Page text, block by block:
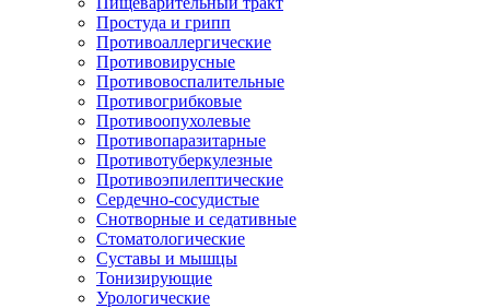
Простуда и грипп
Противоаллергические
Противовирусные
Противовоспалительные
Противогрибковые
Противоопухолевые
Противопаразитарные
Противотуберкулезные
Противоэпилептические
Сердечно-сосудистые
Снотворные и седативные
Стоматологические
Суставы и мышцы
Тонизирующие
Урологические